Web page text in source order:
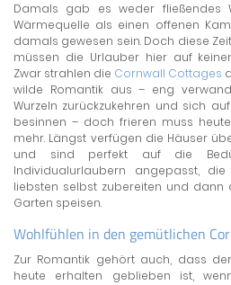
Damals gab es weder fließendes
Wärmequelle als einen offenen
damals gewesen sein. Doch diese
müssen die Urlauber hier auf
Zwar strahlen die Cornwall Cottages
wilde Romantik aus – eng
Wurzeln zurückzukehren und sich
besinnen – doch frieren muss
mehr. Längst verfügen die Häuser
und sind perfekt auf die
Individualurlaubern angepasst,
liebsten selbst zubereiten und
Garten speisen.
Wohlfühlen in den gemütlichen
Zur Romantik gehört auch, dass
heute erhalten geblieben ist,